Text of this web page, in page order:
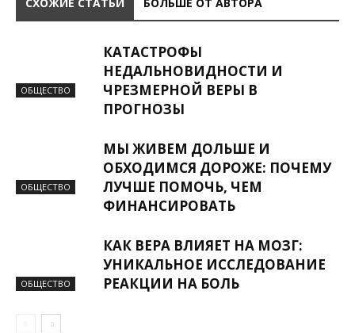
ОБЩЕСТВО
КАТАСТРОФЫ
НЕДАЛЬНОВИДНОСТИ И
ЧРЕЗМЕРНОЙ ВЕРЫ В
ПРОГНОЗЫ
ОБЩЕСТВО
МЫ ЖИВЕМ ДОЛЬШЕ И
ОБХОДИМСЯ ДОРОЖЕ: ПОЧЕМУ
ЛУЧШЕ ПОМОЧЬ, ЧЕМ
ФИНАНСИРОВАТЬ
ОБЩЕСТВО
КАК ВЕРА ВЛИЯЕТ НА МОЗГ:
УНИКАЛЬНОЕ ИССЛЕДОВАНИЕ
РЕАКЦИИ НА БОЛЬ